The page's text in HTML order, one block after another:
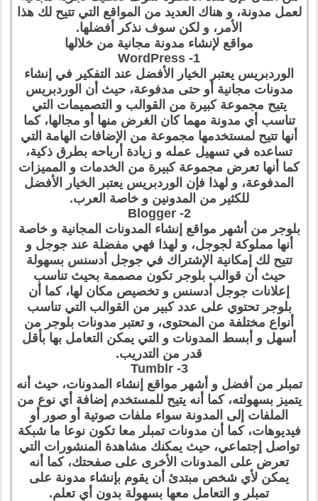
لعمل مدونة، و هناك العديد من المواقع التي تتيح لك هذا
الأمر، و لكن سوف نذكر أفضلها.
مواقع لإنشاء مدونة مجانية من خلالها
1- WordPress
الوردبريس يعتبر الخيار الأفضل عند التفكير في إنشاء
مدونات مجانية أو حتى مدفوعة، حيث أن الوردبريس
يتيح مجموعة كبيرة من القوالب و التصميمات التي
تناسب أي مدونة مهما كان الغرض منها أو مجالها، كما
أنها تتيح لمستخدمها مجموعة من الإضافات الهامة التي
تساعده في تسهيل عمله و زيادة أرباحه بطرق ذكية،
كما أنها تعرض مجموعة كبيرة من الخدمات و المميزات
المدفوعة، و لهذا فإن الوردبريس يعتبر الخيار الأفضل
للكثير من المدونين و خاصة العرب.
2- Blogger
بلوجر من أشهر مواقع إنشاء المدونات المجانية و خاصة
أنها مملوكة لجوجل، و لهذا فهي مفضلة عند جوجل و
تتيح لك إمكانية الإشتراك في جوجل أدسنس بسهولة
حيث أن قوالب بلوجر تكون مصممة بحيث تناسب
إعلانات جوجل أدسنس و تخصيص مكان لها، كما أن
بلوجر تحتوي على عدد كبير من القوالب التي تناسب
أنواع مختلفة من المحتوى، و تعتبر مدونات بلوجر من
أسهل و أبسط المدونات و التي يمكن التعامل بها بأقل
قدر من التدريب.
3- Tumblr
تمبلر من أفضل و أشهر مواقع إنشاء المدونات، حيث أنه
يتميز بسهولته، كما أنه يتيح للمستخدم إضافة أي نوع من
الملفات إلى المدونة سواء ملفات صوتية أو صور أو
فيديوهات، كما أن مدونات تمبلر معا تكون نوعا ما شبكة
تواصل إجتماعي، حيث يمكنك مشاهدة المنشورات التي
تعرض على المدونات الأخرى على صفحتك، كما أنه
يمكن لأي شخص مبتدئ أن يقوم بإنشاء مدونة على
تمبلر و التعامل معها بسهولة بدون أي تعلم.